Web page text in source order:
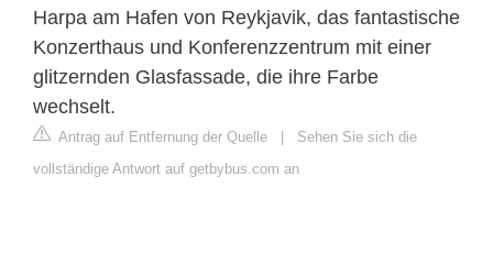
Harpa am Hafen von Reykjavik, das fantastische
Konzerthaus und Konferenzzentrum mit einer
glitzernden Glasfassade, die ihre Farbe
wechselt.
Antrag auf Entfernung der Quelle | Sehen Sie sich die
vollständige Antwort auf getbybus.com an